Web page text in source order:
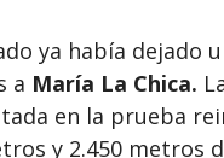
ya había dejado
a María La Chica.
en la prueba
y 2.450 metros